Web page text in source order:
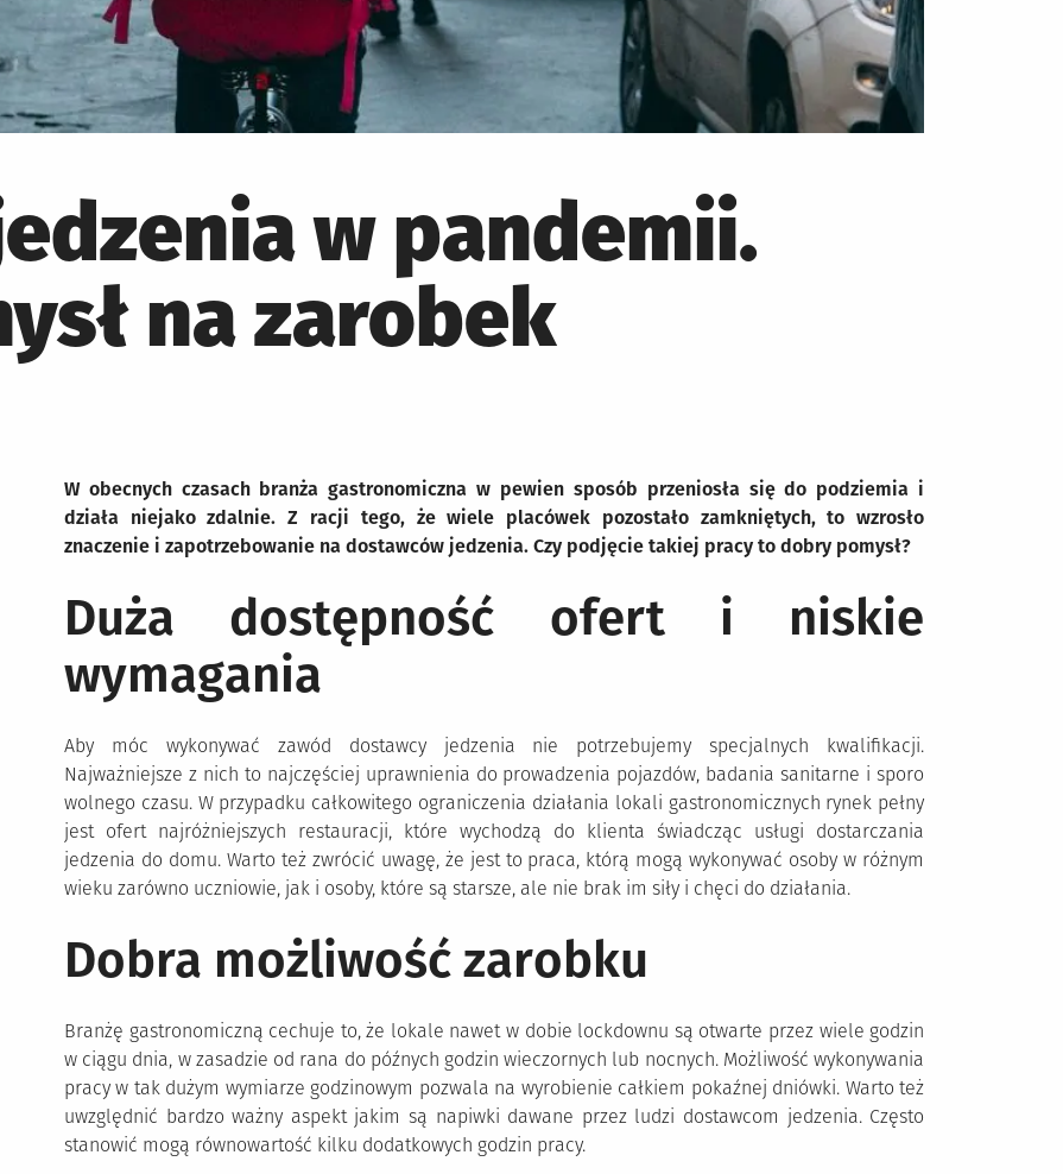
w pandemii.
na zarobek
W obecnych czasach branża gastronomiczna w pewien sposób przeniosła się do podziemia i
działa niejako zdalnie. Z racji tego, że wiele placówek pozostało zamkniętych, to wzrosło
znaczenie i zapotrzebowanie na dostawców jedzenia. Czy podjęcie takiej pracy to dobry pomysł?
Duża dostępność ofert i niskie
wymagania
Aby móc wykonywać zawód dostawcy jedzenia nie potrzebujemy specjalnych kwalifikacji.
Najważniejsze z nich to najczęściej uprawnienia do prowadzenia pojazdów, badania sanitarne i sporo
wolnego czasu. W przypadku całkowitego ograniczenia działania lokali gastronomicznych rynek pełny
jest ofert najróżniejszych restauracji, które wychodzą do klienta świadcząc usługi dostarczania
jedzenia do domu. Warto też zwrócić uwagę, że jest to praca, którą mogą wykonywać osoby w różnym
wieku zarówno uczniowie, jak i osoby, które są starsze, ale nie brak im siły i chęci do działania.
Dobra możliwość zarobku
Branżę gastronomiczną cechuje to, że lokale nawet w dobie lockdownu są otwarte przez wiele godzin
w ciągu dnia, w zasadzie od rana do późnych godzin wieczornych lub nocnych. Możliwość wykonywania
pracy w tak dużym wymiarze godzinowym pozwala na wyrobienie całkiem pokaźnej dniówki. Warto też
uwzględnić bardzo ważny aspekt jakim są napiwki dawane przez ludzi dostawcom jedzenia. Często
stanowić mogą równowartość kilku dodatkowych godzin pracy.